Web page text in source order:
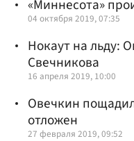
«Миннесота»
04 октября 2019, 07:35
Нокаут на льду:
Свечникова
16 апреля 2019, 10:00
Овечкин
отложен
27 февраля 2019, 09:52